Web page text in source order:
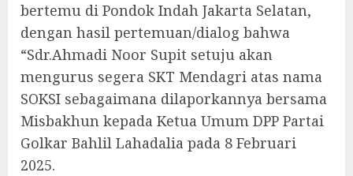
bertemu di Pondok Indah Jakarta Selatan,
dengan hasil pertemuan/dialog bahwa
“Sdr.Ahmadi Noor Supit setuju akan
mengurus segera SKT Mendagri atas nama
SOKSI sebagaimana dilaporkannya bersama
Misbakhun kepada Ketua Umum DPP Partai
Golkar Bahlil Lahadalia pada 8 Februari
2025.